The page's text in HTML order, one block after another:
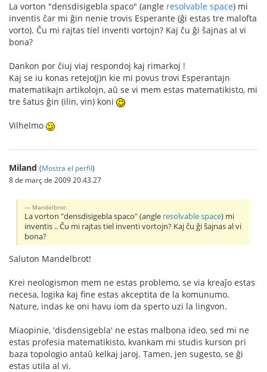
La vorton "densdisigebla spaco" (angle resolvable space) mi
inventis ĉar mi ĝin nenie trovis Esperante (ĝi estas tre malofta
vorto). Ĉu mi rajtas tiel inventi vortojn? Kaj ĉu ĝi ŝajnas al vi
bona?
Dankon por ĉiuj viaj respondoj kaj rimarkoj !
Kaj se iu konas retejo(j)n kie mi povus trovi Esperantajn
matematikajn artikolojn, aŭ se vi mem estas matematikisto, mi
tre ŝatus ĝin (ilin, vin) koni
Vilhelmo
Miland (Mostra el perfil)
8 de març de 2009 20.43.27
Mandelbrot:
La vorton "densdisigebla spaco" (angle resolvable space) mi
inventis .. Ĉu mi rajtas tiel inventi vortojn? Kaj ĉu ĝi ŝajnas al vi
bona?
Saluton Mandelbrot!
Krei neologismon mem ne estas problemo, se via kreaĵo estas
necesa, logika kaj fine estas akceptita de la komunumo.
Nature, indas ke oni havu iom da sperto uzi la lingvon.
Miaopinie, 'disdensigebla' ne estas malbona ideo, sed mi ne
estas profesia matematikisto, kvankam mi studis kurson pri
baza topologio antaŭ kelkaj jaroj. Tamen, jen sugesto, se ĝi
estas utila al vi.